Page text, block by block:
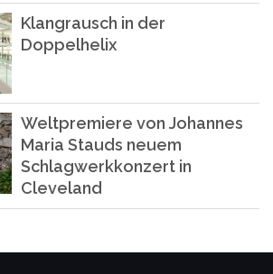
Klangrausch in der
Doppelhelix
Weltpremiere von Johannes
Maria Stauds neuem
Schlagwerkkonzert in
Cleveland